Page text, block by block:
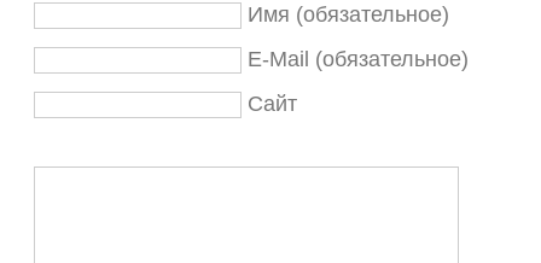
Имя (обязательное)
E-Mail (обязательное)
Сайт